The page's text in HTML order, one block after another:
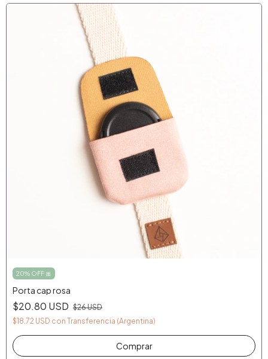
20% OFF 🎀
Porta cap rosa
$20.80 USD $26 USD
$18.72 USD con Transferencia (Argentina)
Comprar